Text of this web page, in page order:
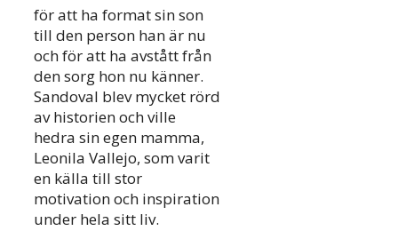
för att ha format sin son
till den person han är nu
och för att ha avstått från
den sorg hon nu känner.
Sandoval blev mycket rörd
av historien och ville
hedra sin egen mamma,
Leonila Vallejo, som varit
en källa till stor
motivation och inspiration
under hela sitt liv.